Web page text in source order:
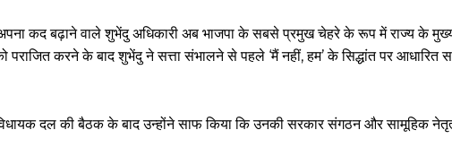
अपना कद बढ़ाने वाले शुभेंदु अधिकारी अब भाजपा के सबसे प्रमुख चेहरे के रूप में राज्य के
करने के बाद शुभेंदु ने सत्ता संभालने से पहले ‘मैं नहीं, हम’ के सिद्धांत पर आधारित
दल की बैठक के बाद उन्होंने साफ किया कि उनकी सरकार संगठन और सामूहिक